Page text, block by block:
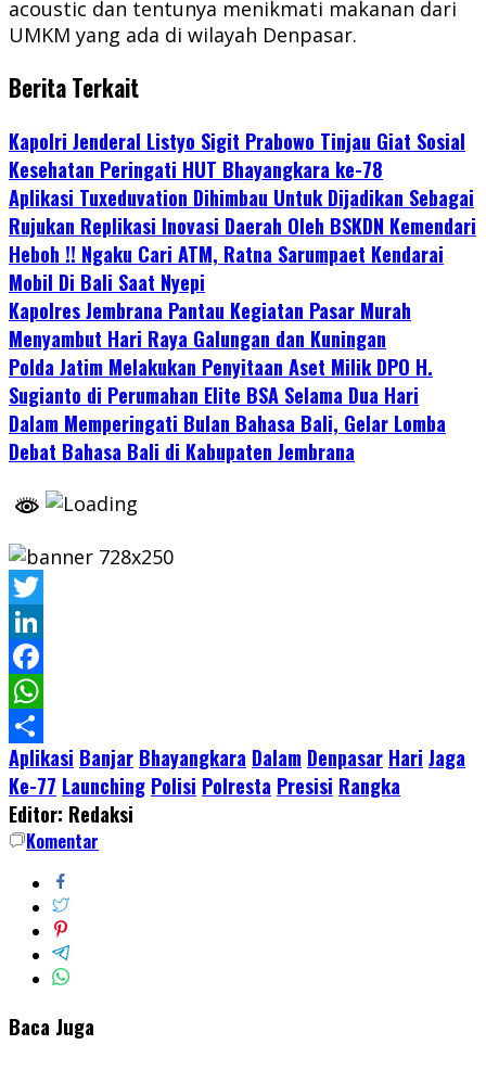
acoustic dan tentunya menikmati makanan dari
UMKM yang ada di wilayah Denpasar.
Berita Terkait
Kapolri Jenderal Listyo Sigit Prabowo Tinjau Giat Sosial
Kesehatan Peringati HUT Bhayangkara ke-78
Aplikasi Tuxeduvation Dihimbau Untuk Dijadikan Sebagai
Rujukan Replikasi Inovasi Daerah Oleh BSKDN Kemendari
Heboh !! Ngaku Cari ATM, Ratna Sarumpaet Kendarai
Mobil Di Bali Saat Nyepi
Kapolres Jembrana Pantau Kegiatan Pasar Murah
Menyambut Hari Raya Galungan dan Kuningan
Polda Jatim Melakukan Penyitaan Aset Milik DPO H.
Sugianto di Perumahan Elite BSA Selama Dua Hari
Dalam Memperingati Bulan Bahasa Bali, Gelar Lomba
Debat Bahasa Bali di Kabupaten Jembrana
Twitter
LinkedIn
Facebook
WhatsApp
Share
Aplikasi Banjar Bhayangkara Dalam Denpasar Hari Jaga
Ke-77 Launching Polisi Polresta Presisi Rangka
Editor: Redaksi
Komentar
Baca Juga